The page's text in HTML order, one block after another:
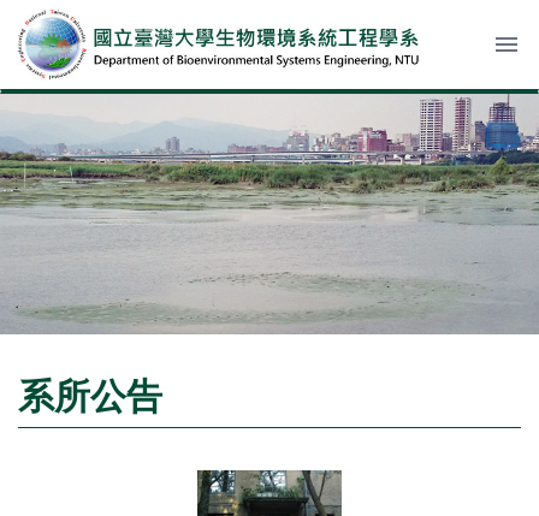
menu
系所公告